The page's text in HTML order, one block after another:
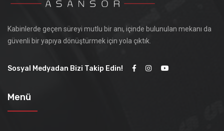
Kabinlerde geçen süreyi mutlu bir anı, içinde bulunulan mekanı da
güvenli bir yapıya dönüştürmek için yola çıktık.
Sosyal Medyadan Bizi Takip Edin!
Menü